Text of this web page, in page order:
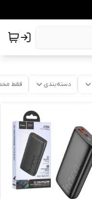
دسته‌بندی فقط